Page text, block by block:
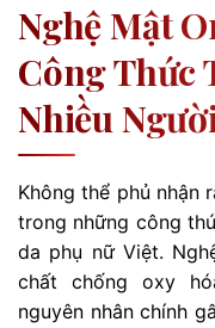
Nghệ Mật
Công Thức
Nhiều
Không thể phủ nhận
trong những công
da phụ nữ Việt.
chất chống oxy
nguyên nhân chính